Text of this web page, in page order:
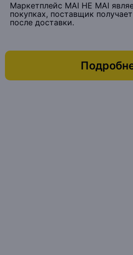
Маркетплейс MAI HE MAI
покупках, поставщик
после доставки.